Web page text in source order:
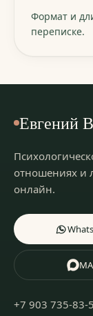
Формат и
переписке.
Евгений
отношениях и
онлайн.
+7 903 735-83-